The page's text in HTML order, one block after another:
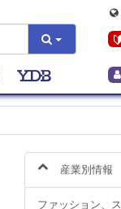
産業別情報
ファッション、